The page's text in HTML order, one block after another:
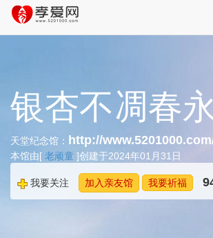
银杏不凋春
天堂纪念馆： http://
本馆由[ 老顽童 ]创建于2024年01月31日
我要关注 加入亲友馆 我要祈福